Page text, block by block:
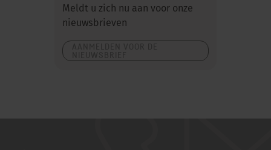
Meldt u zich nu aan voor onze
nieuwsbrieven